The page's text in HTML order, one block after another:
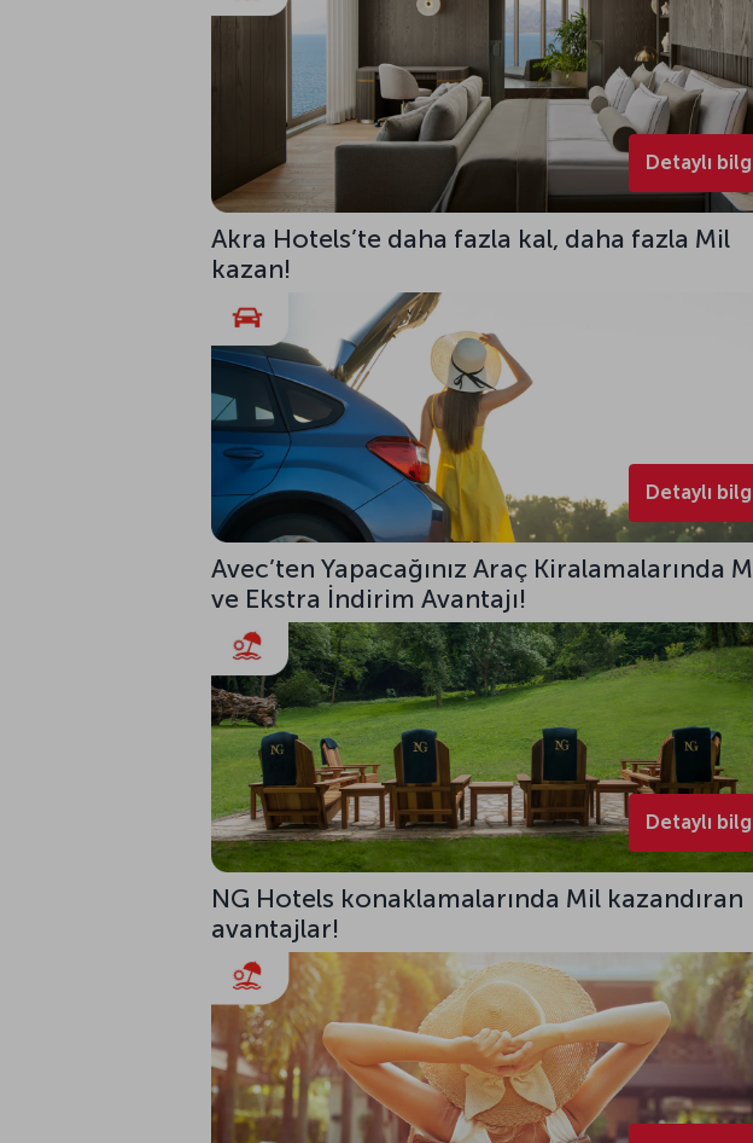
Detaylı
Akra Hotels’te daha fazla kal, daha fazla Mil
kazan!
Detaylı
Avec’ten Yapacağınız Araç Kiralamalarında
ve Ekstra İndirim Avantajı!
Detaylı
NG Hotels konaklamalarında Mil kazandıran
avantajlar!